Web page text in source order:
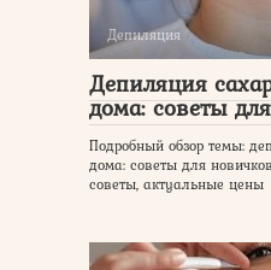
Депиляция
Депиляция
дома: советы
Подробный обзор темы:
дома: советы для
советы, актуальные цены